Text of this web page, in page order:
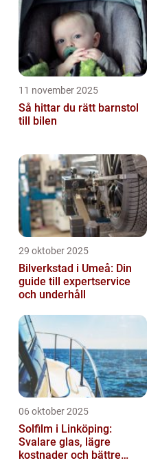
11 november 2025
Så hittar du rätt barnstol
till bilen
29 oktober 2025
Bilverkstad i Umeå: Din
guide till expertservice
och underhåll
06 oktober 2025
Solfilm i Linköping:
Svalare glas, lägre
kostnader och bättre